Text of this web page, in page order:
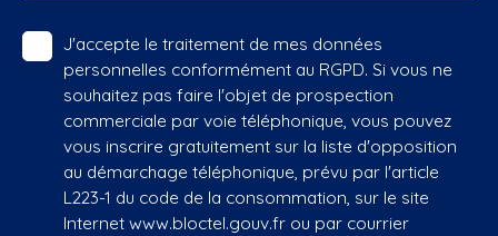
J'accepte le traitement de mes données
personnelles conformément au RGPD. Si vous ne
souhaitez pas faire l'objet de prospection
commerciale par voie téléphonique, vous pouvez
vous inscrire gratuitement sur la liste d'opposition
au démarchage téléphonique, prévu par l'article
L223-1 du code de la consommation, sur le site
Internet www.bloctel.gouv.fr ou par courrier